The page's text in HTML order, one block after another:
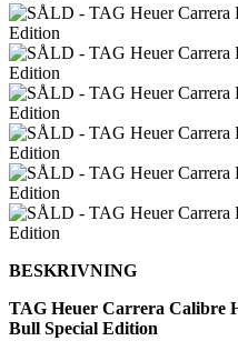
BESKRIVNING
TAG Heuer Carrera Calibre
Bull Special Edition